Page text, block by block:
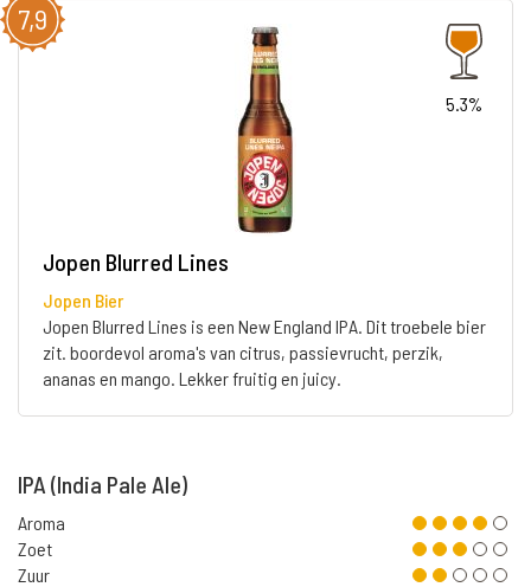
7,9
5.3%
Jopen Blurred Lines
Jopen Bier
Jopen Blurred Lines is een New England IPA. Dit troebele bier
zit. boordevol aroma's van citrus, passievrucht, perzik,
ananas en mango. Lekker fruitig en juicy.
IPA (India Pale Ale)
Aroma
Zoet
Zuur